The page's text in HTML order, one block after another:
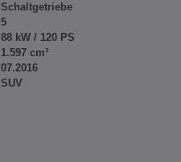
Schaltgetriebe
5
88 kW / 120 PS
1.597 cm³
07.2016
SUV